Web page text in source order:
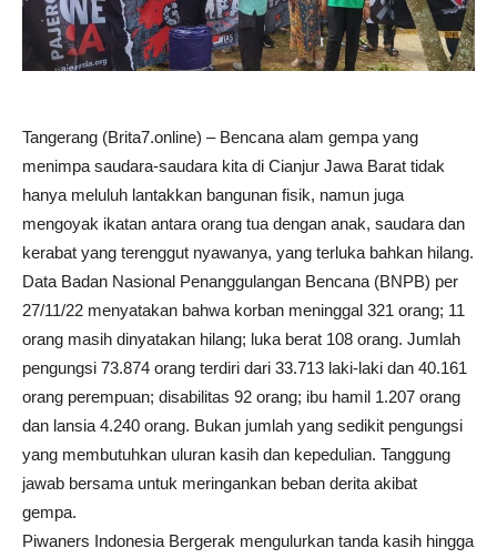
Tangerang (Brita7.online) – Bencana alam gempa yang
menimpa saudara-saudara kita di Cianjur Jawa Barat tidak
hanya meluluh lantakkan bangunan fisik, namun juga
mengoyak ikatan antara orang tua dengan anak, saudara dan
kerabat yang terenggut nyawanya, yang terluka bahkan hilang.
Data Badan Nasional Penanggulangan Bencana (BNPB) per
27/11/22 menyatakan bahwa korban meninggal 321 orang; 11
orang masih dinyatakan hilang; luka berat 108 orang. Jumlah
pengungsi 73.874 orang terdiri dari 33.713 laki-laki dan 40.161
orang perempuan; disabilitas 92 orang; ibu hamil 1.207 orang
dan lansia 4.240 orang. Bukan jumlah yang sedikit pengungsi
yang membutuhkan uluran kasih dan kepedulian. Tanggung
jawab bersama untuk meringankan beban derita akibat
gempa.
Piwaners Indonesia Bergerak mengulurkan tanda kasih hingga